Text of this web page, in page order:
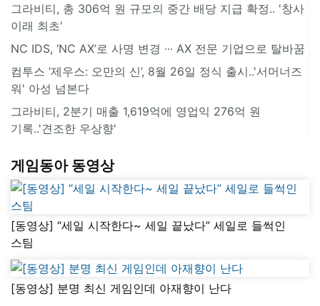
그라비티, 총 306억 원 규모의 중간 배당 지급 확정.. '창사
이래 최초'
NC IDS, ‘NC AX’로 사명 변경 ∙∙∙ AX 전문 기업으로 탈바꿈
컴투스 ‘제우스: 오만의 신’, 8월 26일 정식 출시..'서머너즈
워' 아성 넘본다
그라비티, 2분기 매출 1,619억에 영업익 276억 원
기록..'견조한 우상향'
게임동아 동영상
[동영상] “세일 시작한다~ 세일 끝났다” 세일로 들썩인
스팀
[동영상] 분명 최신 게임인데 아재향이 난다